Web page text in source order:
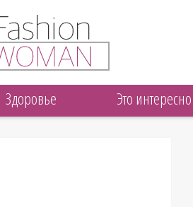
Здоровье Это интересно